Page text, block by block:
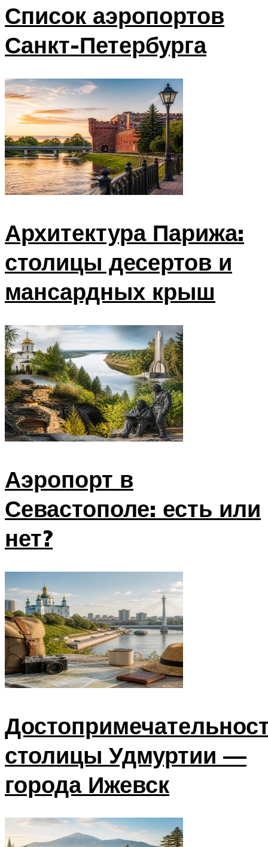
Список аэропортов
Санкт-Петербурга
Архитектура Парижа:
столицы десертов и
мансардных крыш
Аэропорт в
Севастополе: есть или
нет?
столицы Удмуртии —
города Ижевск